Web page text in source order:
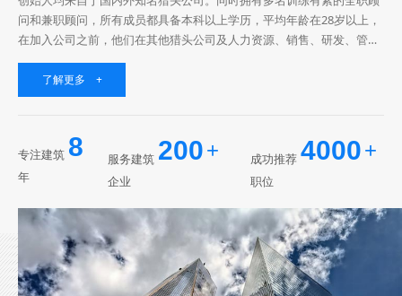
问和兼职顾问，所有成员都具备本科以上学历，平均年龄在28岁以上，
在加入公司之前，他们在其他猎头公司及人力资源、销售、研发、管理
等职位上有过五年以上的工作经验，有极强的理解公司招聘要求的底层
逻辑思维能力。公司立足于...
了解更多 +
专注建筑 8
年
服务建筑 200+
企业
成功推荐 4000+
职位